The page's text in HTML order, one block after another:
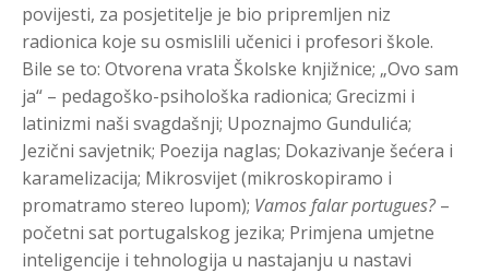
povijesti, za posjetitelje je bio pripremljen niz
radionica koje su osmislili učenici i profesori škole.
Bile se to: Otvorena vrata Školske knjižnice; „Ovo sam
ja“ – pedagoško-psihološka radionica; Grecizmi i
latinizmi naši svagdašnji; Upoznajmo Gundulića;
Jezični savjetnik; Poezija naglas; Dokazivanje šećera i
karamelizacija; Mikrosvijet (mikroskopiramo i
promatramo stereo lupom); Vamos falar portugues?–
početni sat portugalskog jezika; Primjena umjetne
inteligencije i tehnologija u nastajanju u nastavi